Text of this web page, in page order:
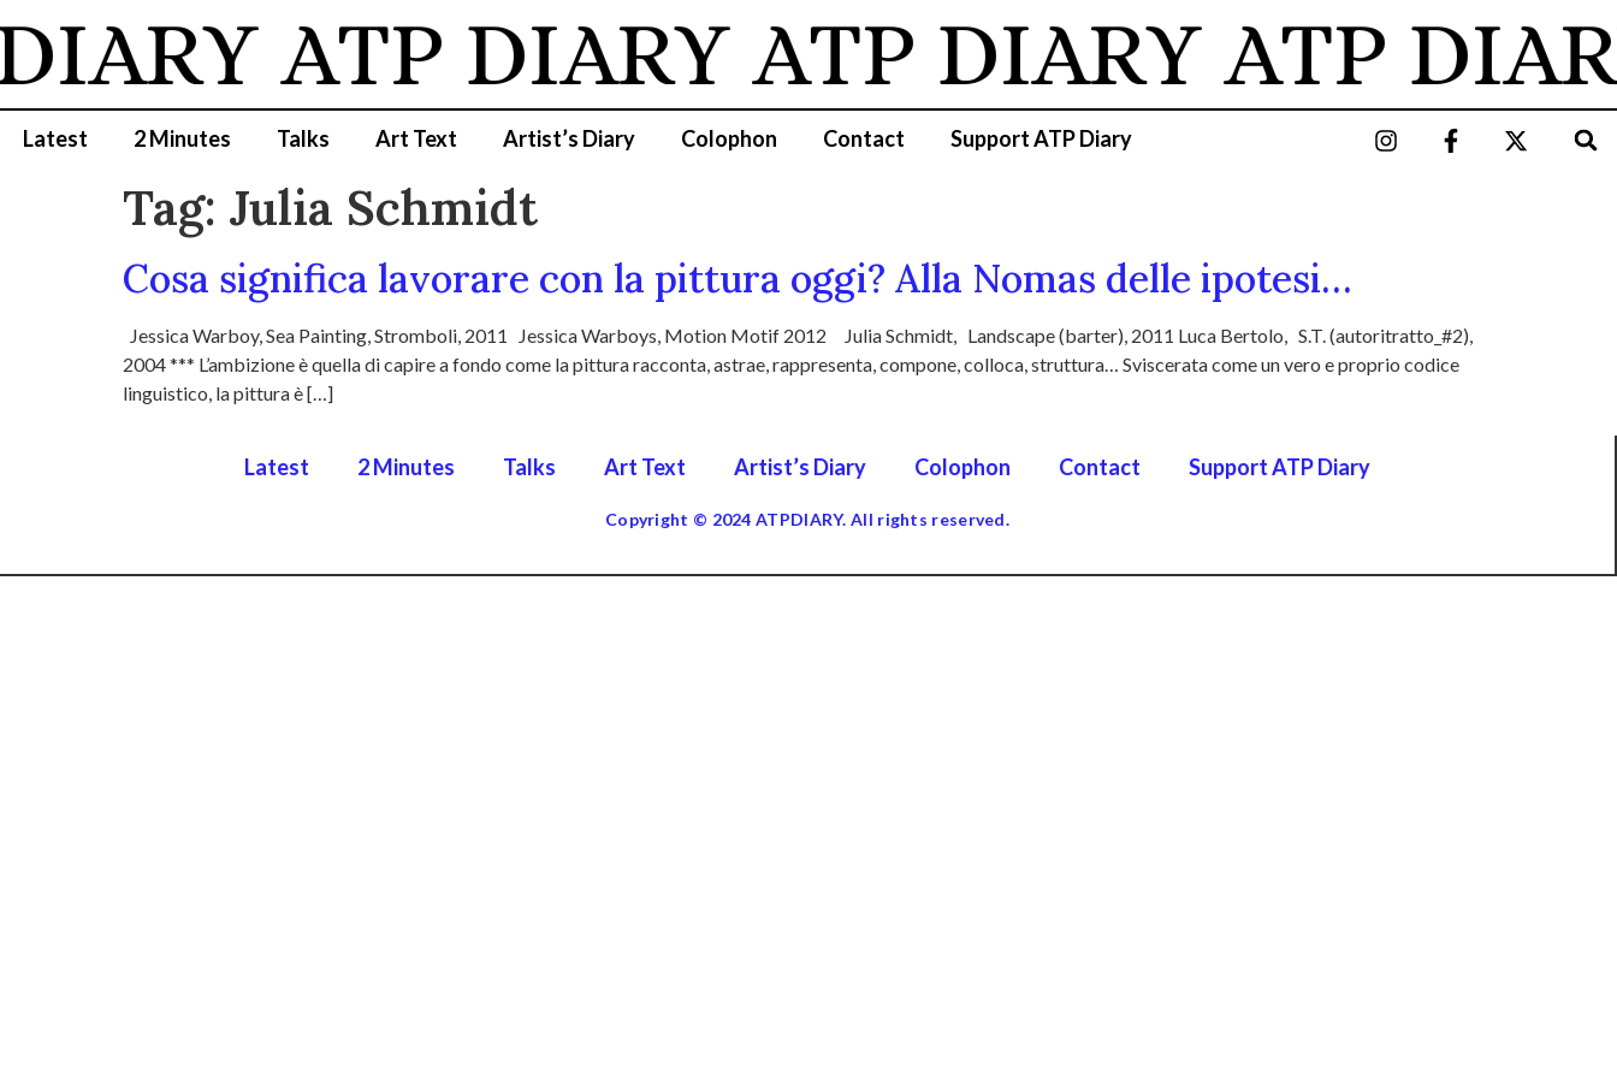
ATP DIARY ATP DIARY ATP
Latest 2 Minutes Talks Art Text Artist’s Diary Colophon Contact Support ATP Diary
Tag: Julia Schmidt
Cosa significa lavorare con la pittura oggi? Alla Nomas delle ipotesi…
Jessica Warboy, Sea Painting, Stromboli, 2011 Jessica Warboys, Motion Motif 2012 Julia Schmidt, Landscape (barter), 2011 Luca Bertolo, S.T. (autoritratto_#2),
2004 *** L’ambizione è quella di capire a fondo come la pittura racconta, astrae, rappresenta, compone, colloca, struttura… Sviscerata come un vero e proprio codice
linguistico, la pittura è […]
Latest 2 Minutes Talks Art Text Artist’s Diary Colophon Contact Support ATP Diary
Copyright © 2024 ATPDIARY. All rights reserved.